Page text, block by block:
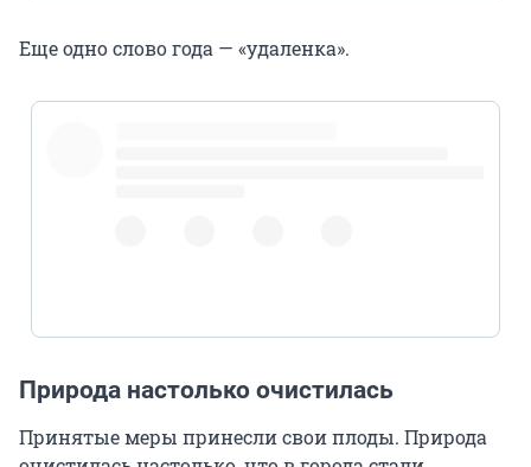
Еще одно слово года — «удаленка».
pic.twitter.com/J59uvw5lab
Природа настолько очистилась
Принятые меры принесли свои плоды. Природа